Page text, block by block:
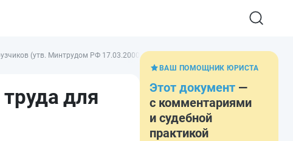
(утв. Минтрудом РФ 17.03.2000)
для
ВАШ ПОМОЩНИК ЮРИСТА
Этот документ —
с комментариями
и судебной
практикой